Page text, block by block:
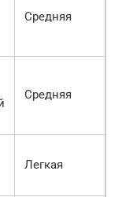
Средняя
Средняя
Легкая